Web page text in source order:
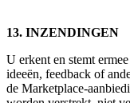
13. INZENDINGEN
U erkent en stemt
ideeën, feedback of
de Marketplace-